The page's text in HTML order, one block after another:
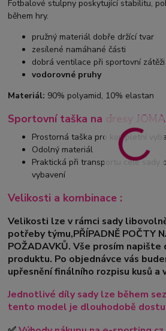
Fotbalové stulpny poskytující stabilitu,
během hry.
pružný materiál dobře držící tvar
zesílené namáhané části
dobrá ventilace při sportovní zátěži
vodorovné pruhy
Materiál: 90% polyamid, 10% elastan
Sportovní taška na dresy
Prostorná taška pro kompletní
Odolný materiál
Praktická při transportu celé sady
vybavení
Velikosti a kombinace :
Velikosti lze v rámci sady
potřeby týmu,PŘÍPADNĚ POČTY
POŽADAVKŮ. Vše prosím napište
produktu. Po objednávce vás
upřesnění finálního rozpisu kusů a
Jednotlivé díly sady lze během
tento model je dlouhodobě